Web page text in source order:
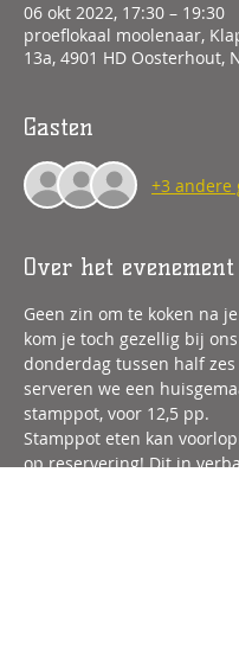
06 okt 2022, 17:30 – 19:30
proeflokaal moolenaar,
13a, 4901 HD Oosterhout,
Gasten
+3 andere
Over het evenement
Geen zin om te koken na
kom je toch gezellig bij
donderdag tussen half
serveren we een
stamppot, voor 12,5 pp.
Stamppot eten kan
op reservering! Dit in